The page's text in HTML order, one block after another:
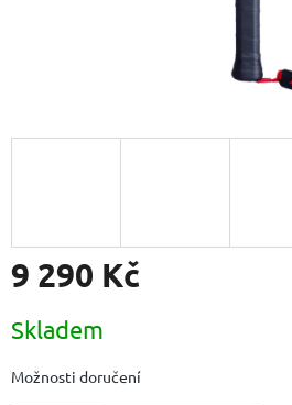
9 290 Kč
cena:
Skladem
Možnosti doručení